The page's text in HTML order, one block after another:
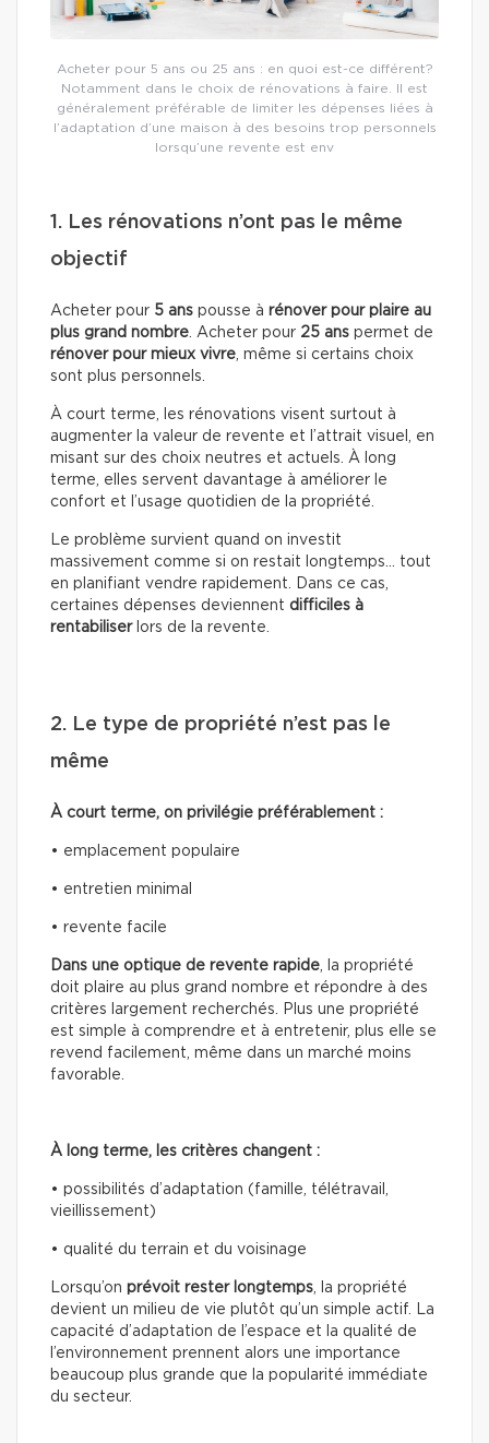
Acheter pour 5 ans ou 25 ans : en quoi est-ce différent?
Notamment dans le choix de rénovations à faire. Il est
généralement préférable de limiter les dépenses liées à
l’adaptation d’une maison à des besoins trop personnels
lorsqu’une revente est env
1. Les rénovations n’ont pas le même
objectif
Acheter pour 5 ans pousse à rénover pour plaire au
plus grand nombre . Acheter pour 25 ans permet de
rénover pour mieux vivre , même si certains choix
sont plus personnels.
À court terme, les rénovations visent surtout à
augmenter la valeur de revente et l’attrait visuel, en
misant sur des choix neutres et actuels. À long
terme, elles servent davantage à améliorer le
confort et l’usage quotidien de la propriété.
Le problème survient quand on investit
massivement comme si on restait longtemps… tout
en planifiant vendre rapidement. Dans ce cas,
certaines dépenses deviennent difficiles à
rentabiliserlors de la revente.
2. Le type de propriété n’est pas le
même
À court terme, on privilégie préférablement :
• emplacement populaire
• entretien minimal
• revente facile
Dans une optique de revente rapide , la propriété
doit plaire au plus grand nombre et répondre à des
critères largement recherchés. Plus une propriété
est simple à comprendre et à entretenir, plus elle se
revend facilement, même dans un marché moins
favorable.
À long terme, les critères changent :
• possibilités d’adaptation (famille, télétravail,
vieillissement)
• qualité du terrain et du voisinage
Lorsqu’on prévoit rester longtemps , la propriété
devient un milieu de vie plutôt qu’un simple actif. La
capacité d’adaptation de l’espace et la qualité de
l’environnement prennent alors une importance
beaucoup plus grande que la popularité immédiate
du secteur.